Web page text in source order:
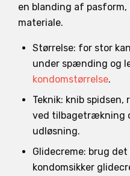
en blanding af
materiale.
Størrelse: for stor
under spænding og
kondomstørrelse.
Teknik: knib
ved tilbagetrækning
udløsning.
Glidecreme: brug
kondomsikker